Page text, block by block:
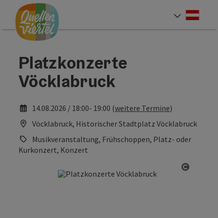
Zum Inhalt
Zur Navigation
Zum Seitenanfang
Platzkonzerte
Vöcklabruck
14.08.2026 / 18:00- 19:00 (weitere Termine)
Vöcklabruck, Historischer Stadtplatz Vöcklabruck
Musikveranstaltung, Frühschoppen, Platz- oder
Kurkonzert, Konzert